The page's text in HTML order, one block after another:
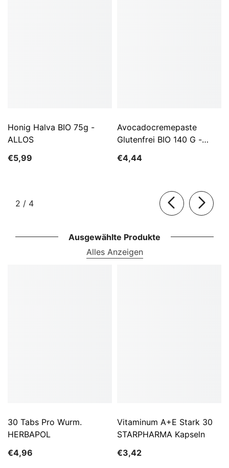
Honig Halva BIO 75g -
ALLOS
€5,99
Avocadocremepaste
Glutenfrei BIO 140 G -
€4,44
2 / von
4
Ausgewählte Produkte
Alles Anzeigen
30 Tabs Pro Wurm.
HERBAPOL
€4,96
Vitaminum A+E Stark 30
STARPHARMA Kapseln
€3,42